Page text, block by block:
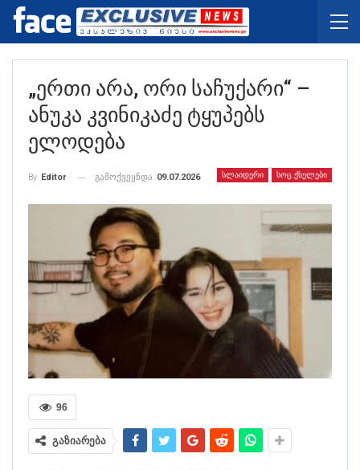
„ერთი Არა, Ორი Საჩუქარი“ –
Ანუკა Კვინიკაძე Ტყუპებს
Ელოდება
ᲡᲚᲐᲘᲓᲔᲠᲘ ᲡᲝᲪ.ᲥᲡᲔᲚᲔᲑᲘ
By Editor გამოქვეყნდა 09.07.2026
96
გაზიარება